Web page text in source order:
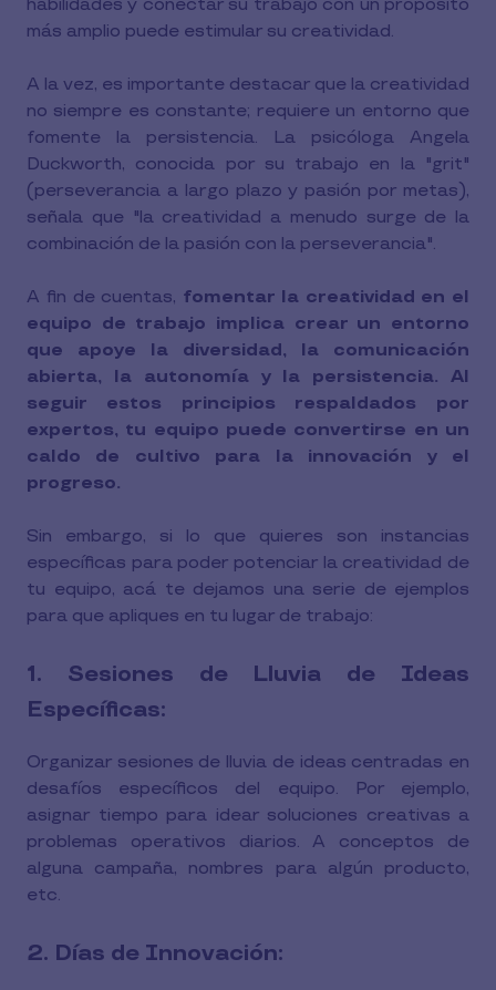
habilidades y conectar su trabajo con un propósito
más amplio puede estimular su creatividad.
A la vez, es importante destacar que la creatividad
no siempre es constante; requiere un entorno que
fomente la persistencia. La psicóloga Angela
Duckworth, conocida por su trabajo en la "grit"
(perseverancia a largo plazo y pasión por metas),
señala que "la creatividad a menudo surge de la
combinación de la pasión con la perseverancia".
A fin de cuentas, fomentar la creatividad en el
equipo de trabajo implica crear un entorno
que apoye la diversidad, la comunicación
abierta, la autonomía y la persistencia. Al
seguir estos principios respaldados por
expertos, tu equipo puede convertirse en un
caldo de cultivo para la innovación y el
progreso.
Sin embargo, si lo que quieres son instancias
específicas para poder potenciar la creatividad de
tu equipo, acá te dejamos una serie de ejemplos
para que apliques en tu lugar de trabajo:
1. Sesiones de Lluvia de Ideas
Específicas:
Organizar sesiones de lluvia de ideas centradas en
desafíos específicos del equipo. Por ejemplo,
asignar tiempo para idear soluciones creativas a
problemas operativos diarios. A conceptos de
alguna campaña, nombres para algún producto,
etc.
2. Días de Innovación: